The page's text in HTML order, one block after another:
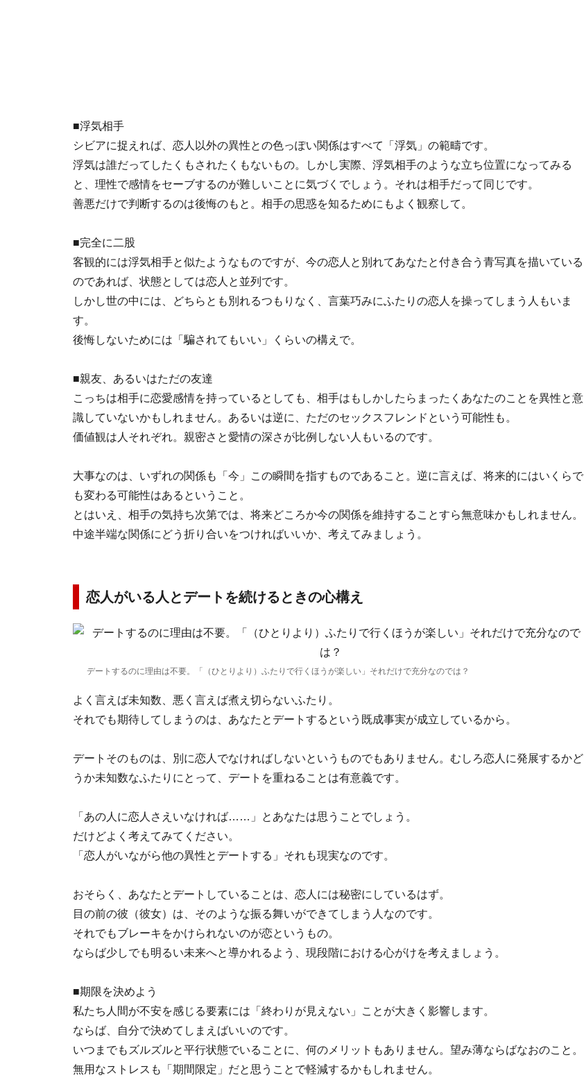
■浮気相手
シビアに捉えれば、恋人以外の異性との色っぽい関係はすべて「浮気」の範疇です。
浮気は誰だってしたくもされたくもないもの。しかし実際、浮気相手のような立ち位置になってみる
と、理性で感情をセーブするのが難しいことに気づくでしょう。それは相手だって同じです。
善悪だけで判断するのは後悔のもと。相手の思惑を知るためにもよく観察して。
■完全に二股
客観的には浮気相手と似たようなものですが、今の恋人と別れてあなたと付き合う青写真を描いている
のであれば、状態としては恋人と並列です。
しかし世の中には、どちらとも別れるつもりなく、言葉巧みにふたりの恋人を操ってしまう人もいま
す。
後悔しないためには「騙されてもいい」くらいの構えで。
■親友、あるいはただの友達
こっちは相手に恋愛感情を持っているとしても、相手はもしかしたらまったくあなたのことを異性と意
識していないかもしれません。あるいは逆に、ただのセックスフレンドという可能性も。
価値観は人それぞれ。親密さと愛情の深さが比例しない人もいるのです。
大事なのは、いずれの関係も「今」この瞬間を指すものであること。逆に言えば、将来的にはいくらで
も変わる可能性はあるということ。
とはいえ、相手の気持ち次第では、将来どころか今の関係を維持することすら無意味かもしれません。
中途半端な関係にどう折り合いをつければいいか、考えてみましょう。
恋人がいる人とデートを続けるときの心構え
デートするのに理由は不要。「（ひとりより）ふたりで行くほうが楽しい」それだけで充分なのでは？
よく言えば未知数、悪く言えば煮え切らないふたり。
それでも期待してしまうのは、あなたとデートするという既成事実が成立しているから。
デートそのものは、別に恋人でなければしないというものでもありません。むしろ恋人に発展するかど
うか未知数なふたりにとって、デートを重ねることは有意義です。
「あの人に恋人さえいなければ……」とあなたは思うことでしょう。
だけどよく考えてみてください。
「恋人がいながら他の異性とデートする」それも現実なのです。
おそらく、あなたとデートしていることは、恋人には秘密にしているはず。
目の前の彼（彼女）は、そのような振る舞いができてしまう人なのです。
それでもブレーキをかけられないのが恋というもの。
ならば少しでも明るい未来へと導かれるよう、現段階における心がけを考えましょう。
■期限を決めよう
私たち人間が不安を感じる要素には「終わりが見えない」ことが大きく影響します。
ならば、自分で決めてしまえばいいのです。
いつまでもズルズルと平行状態でいることに、何のメリットもありません。望み薄ならばなおのこと。
無用なストレスも「期間限定」だと思うことで軽減するかもしれません。